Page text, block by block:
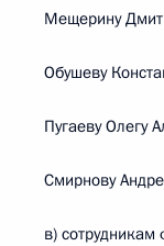
Мещерину
Обушеву
Пугаеву Олегу
Смирнову
в)